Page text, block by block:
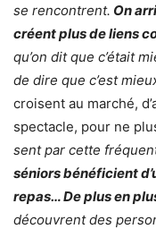
se rencontrent. On
créent plus de liens
qu’on dit que c’était
de dire que c’est
croisent au marché,
spectacle, pour ne
sent par cette
séniors bénéficient
repas… De plus en
découvrent des